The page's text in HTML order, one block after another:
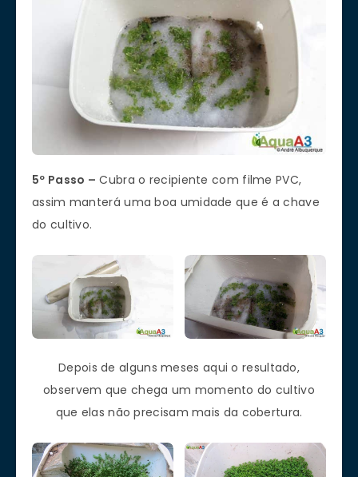
5º Passo – Cubra o recipiente com filme PVC,
assim manterá uma boa umidade que é a chave
do cultivo.
Depois de alguns meses aqui o resultado,
observem que chega um momento do cultivo
que elas não precisam mais da cobertura.